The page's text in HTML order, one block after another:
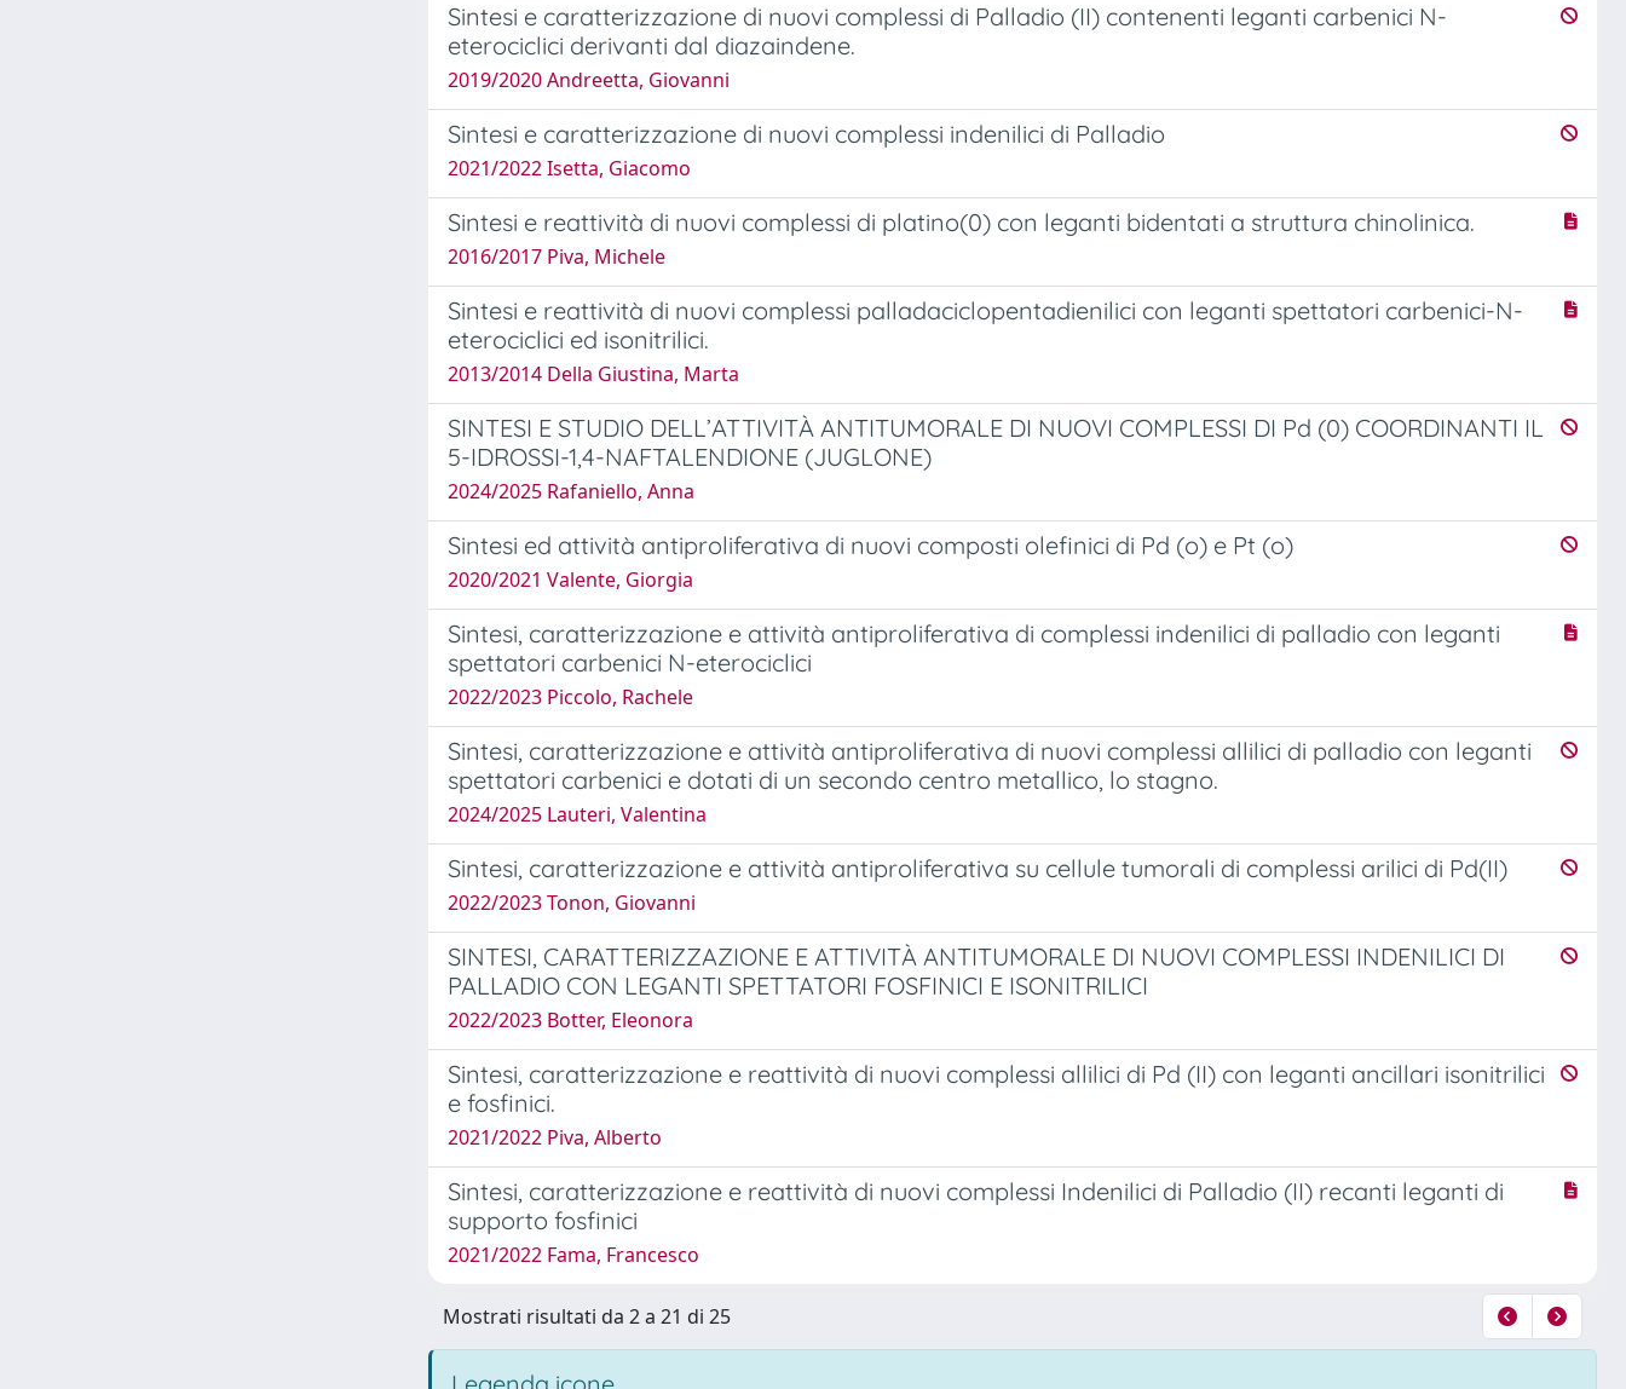
Sintesi e caratterizzazione di nuovi complessi di Palladio (II) contenenti leganti carbenici N-
eterociclici derivanti dal diazaindene.
2019/2020 Andreetta, Giovanni
Sintesi e caratterizzazione di nuovi complessi indenilici di Palladio
2021/2022 Isetta, Giacomo
Sintesi e reattività di nuovi complessi di platino(0) con leganti bidentati a struttura chinolinica.
2016/2017 Piva, Michele
Sintesi e reattività di nuovi complessi palladaciclopentadienilici con leganti spettatori carbenici-N-
eterociclici ed isonitrilici.
2013/2014 Della Giustina, Marta
SINTESI E STUDIO DELL’ATTIVITÀ ANTITUMORALE DI NUOVI COMPLESSI DI Pd (0) COORDINANTI IL
5-IDROSSI-1,4-NAFTALENDIONE (JUGLONE)
2024/2025 Rafaniello, Anna
Sintesi ed attività antiproliferativa di nuovi composti olefinici di Pd (o) e Pt (o)
2020/2021 Valente, Giorgia
Sintesi, caratterizzazione e attività antiproliferativa di complessi indenilici di palladio con leganti
spettatori carbenici N-eterociclici
2022/2023 Piccolo, Rachele
Sintesi, caratterizzazione e attività antiproliferativa di nuovi complessi allilici di palladio con leganti
spettatori carbenici e dotati di un secondo centro metallico, lo stagno.
2024/2025 Lauteri, Valentina
Sintesi, caratterizzazione e attività antiproliferativa su cellule tumorali di complessi arilici di Pd(II)
2022/2023 Tonon, Giovanni
SINTESI, CARATTERIZZAZIONE E ATTIVITÀ ANTITUMORALE DI NUOVI COMPLESSI INDENILICI DI
PALLADIO CON LEGANTI SPETTATORI FOSFINICI E ISONITRILICI
2022/2023 Botter, Eleonora
Sintesi, caratterizzazione e reattività di nuovi complessi allilici di Pd (II) con leganti ancillari isonitrilici
e fosfinici.
2021/2022 Piva, Alberto
Sintesi, caratterizzazione e reattività di nuovi complessi Indenilici di Palladio (II) recanti leganti di
supporto fosfinici
2021/2022 Fama, Francesco
Mostrati risultati da 2 a 21 di 25